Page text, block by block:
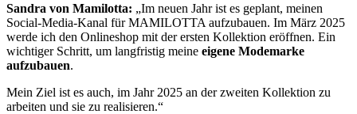
Sandra von Mamilotta: „Im neuen Jahr ist es geplant, meinen
Social-Media-Kanal für MAMILOTTA aufzubauen. Im März 2025
werde ich den Onlineshop mit der ersten Kollektion eröffnen. Ein
wichtiger Schritt, um langfristig meine eigene Modemarke
aufzubauen.
Mein Ziel ist es auch, im Jahr 2025 an der zweiten Kollektion zu
arbeiten und sie zu realisieren.“